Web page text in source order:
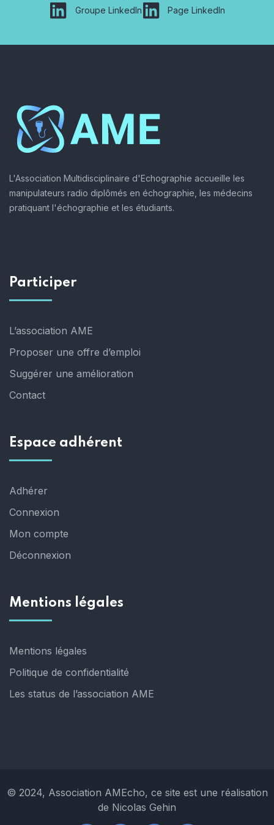
Groupe LinkedIn
Page LinkedIn
L'Association Multidisciplinaire d'Echographie accueille les
manipulateurs radio diplômés en échographie, les médecins
pratiquant l'échographie et les étudiants.
Participer
L’association AME
Proposer une offre d’emploi
Suggérer une amélioration
Contact
Espace adhérent
Adhérer
Connexion
Mon compte
Déconnexion
Mentions légales
Mentions légales
Politique de confidentialité
Les status de l’association AME
© 2024, Association AMEcho, ce site est une réalisation
de Nicolas Gehin